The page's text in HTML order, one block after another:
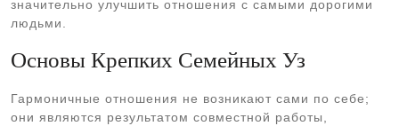
значительно улучшить отношения с самыми дорогими
людьми.
Основы Крепких Семейных Уз
Гармоничные отношения не возникают сами по себе;
они являются результатом совместной работы,